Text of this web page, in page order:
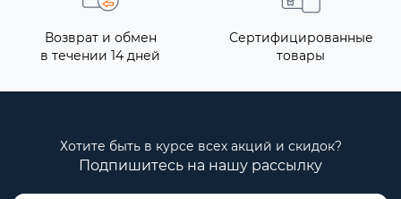
Возврат и обмен
в течении 14 дней
Сертифицированные
товары
Хотите быть в курсе всех акций и скидок?
Подпишитесь на нашу рассылку